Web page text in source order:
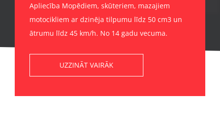
Apliecība Mopēdiem, skūteriem, mazajiem
motocikliem ar dzinēja tilpumu līdz 50 cm3 un
ātrumu līdz 45 km/h. No 14 gadu vecuma.
UZZINĀT VAIRĀK